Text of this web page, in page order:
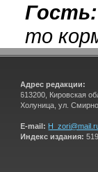
Гость:
то
Адрес редакции:
613200, Кировская
Холуница, ул.
E-mail:
Индекс издания: